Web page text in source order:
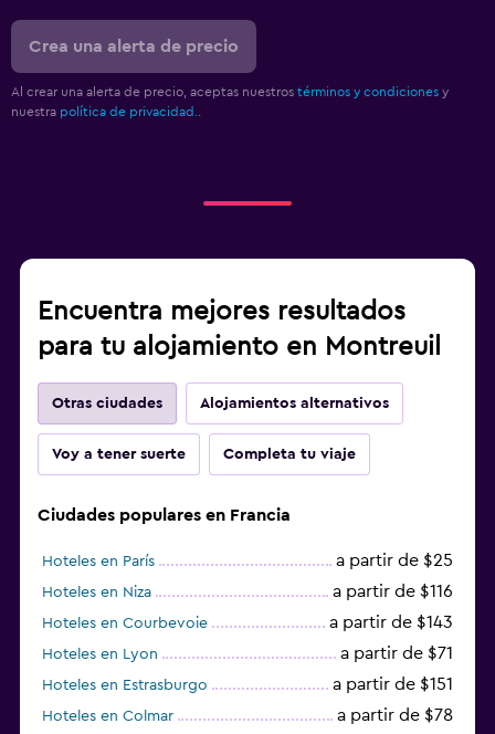
Crea una alerta de precio
Al crear una alerta de precio, aceptas nuestros términos y condiciones y
nuestra política de privacidad.
Encuentra mejores resultados
para tu alojamiento en Montreuil
Otras ciudades Alojamientos alternativos
Voy a tener suerte Completa tu viaje
Ciudades populares en Francia
Hoteles en París a partir de $25
Hoteles en Niza a partir de $116
Hoteles en Courbevoie a partir de $143
Hoteles en Lyon a partir de $71
Hoteles en Estrasburgo a partir de $151
Hoteles en Colmar a partir de $78